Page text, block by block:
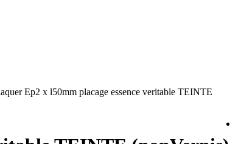
Ep2 x l50mm placage essence veritable TEINTE